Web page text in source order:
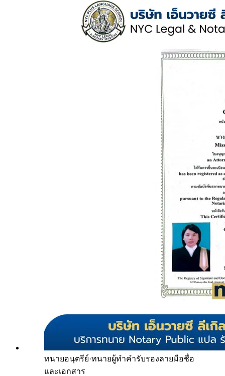
ทนายอนุตรีย์·ทนายผู้ทำคำรับรองลายมือชื่อ
และเอกสาร